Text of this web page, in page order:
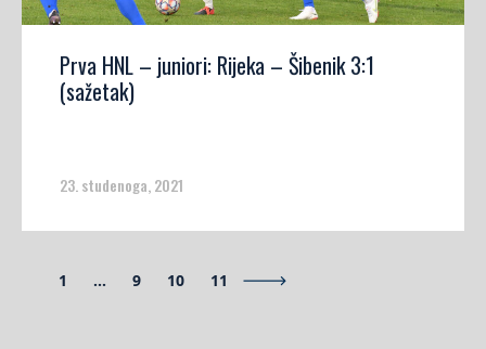
Prva HNL – juniori: Rijeka – Šibenik 3:1
(sažetak)
23. studenoga, 2021
1 … 9 10 11